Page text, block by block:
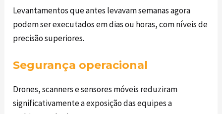
Levantamentos que antes levavam semanas agora
podem ser executados em dias ou horas, com níveis de
precisão superiores.
Segurança operacional
Drones, scanners e sensores móveis reduziram
significativamente a exposição das equipes a